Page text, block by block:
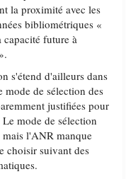
la proximité avec les
bibliométriques «
capacité future à
s'étend d'ailleurs dans
mode de sélection des
justifiées pour
mode de sélection
mais l'ANR manque
choisir suivant des